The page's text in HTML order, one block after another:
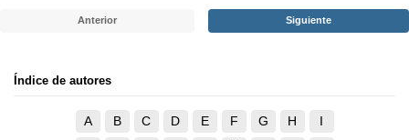
Anterior Siguiente
Índice de autores
A B C D E F G H
I